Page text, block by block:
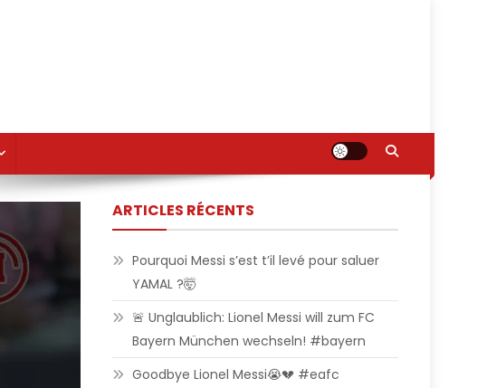
ARTICLES RÉCENTS
Pourquoi Messi s’est t’il levé pour saluer
YAMAL ?🤯
🚨 Unglaublich: Lionel Messi will zum FC
Bayern München wechseln! #bayern
Goodbye Lionel Messi😭💔 #eafc